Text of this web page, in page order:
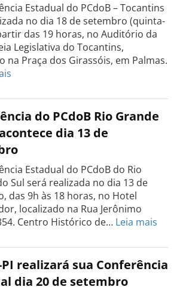
Estadual do PCdoB – Tocantins
no dia 18 de setembro (quinta-
das 19 horas, no Auditório da
Legislativa do Tocantins,
na Praça dos Girassóis, em Palmas.
Estadual
do
PCdoB
Tocantins
será
realizada
dia
18
de
setembro
do PCdoB Rio Grande
dia 13 de
Estadual do PCdoB do Rio
Sul será realizada no dia 13 de
das 9h às 18 horas, no Hotel
localizado na Rua Jerônimo
Centro Histórico de… Leia mais
do
PCdoB
Rio
PI realizará sua Conferência
dia 20 de setembro